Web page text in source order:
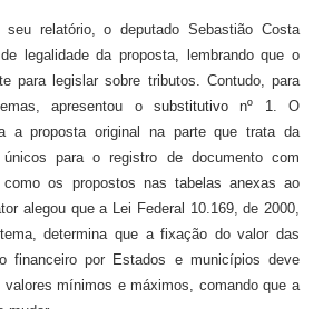
relatório, o deputado Sebastião Costa
legalidade da proposta, lembrando que o
para legislar sobre tributos. Contudo, para
apresentou o substitutivo nº 1. O
a proposta original na parte que trata da
para o registro de documento com
como os propostos nas tabelas anexas ao
alegou que a Lei Federal 10.169, de 2000,
determina que a fixação do valor das
financeiro por Estados e municípios deve
mínimos e máximos, comando que a